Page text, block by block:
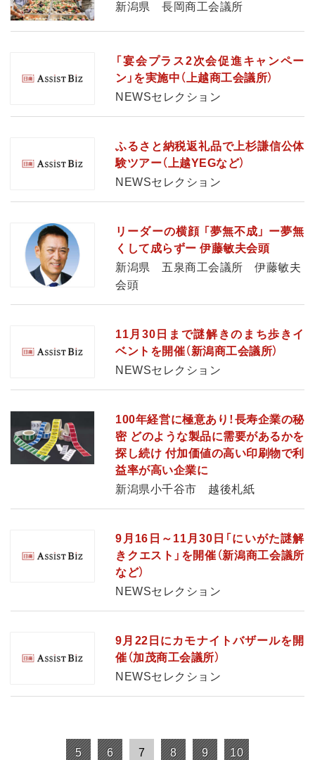
新潟県 長岡商工会議所
「宴会プラス2次会促進キャンペー
ン」を実施中（上越商工会議所）
NEWSセレクション
ふるさと納税返礼品で上杉謙信公体
験ツアー（上越YEGなど）
NEWSセレクション
リーダーの横顔 「夢無不成」 ー夢無
くして成らずー 伊藤敏夫会頭
新潟県 五泉商工会議所 伊藤敏夫
会頭
11月30日まで謎解きのまち歩きイ
ベントを開催（新潟商工会議所）
NEWSセレクション
100年経営に極意あり！長寿企業の秘
密 どのような製品に需要があるかを
探し続け 付加価値の高い印刷物で利
益率が高い企業に
新潟県小千谷市 越後札紙
9月16日～11月30日「にいがた謎解
きクエスト」を開催（新潟商工会議所
など）
NEWSセレクション
9月22日にカモナイトバザールを開
催（加茂商工会議所）
NEWSセレクション
5 6 7 8 9 10